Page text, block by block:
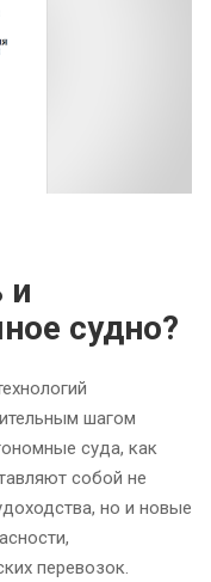
и
судно?
шагом
суда, как
собой не
но и новые
перевозок.